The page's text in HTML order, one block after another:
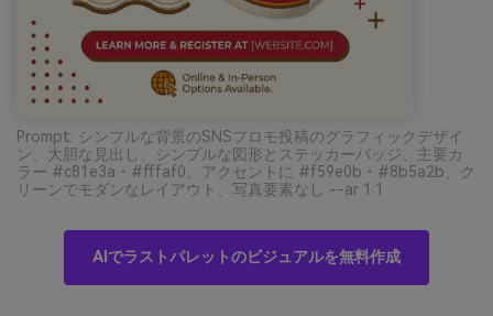
Prompt: シンプルな背景のSNSプロモ投稿のグラフィックデザイ
ン、大胆な見出し、シンプルな図形とステッカーバッジ、主要カ
ラー #c81e3a・#fffaf0、アクセントに #f59e0b・#8b5a2b、ク
リーンでモダンなレイアウト、写真要素なし --ar 1:1
AIでラストパレットのビジュアルを無料作成